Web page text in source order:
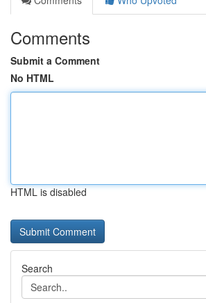
Comments
Submit a Comment
No HTML
HTML is disabled
Search